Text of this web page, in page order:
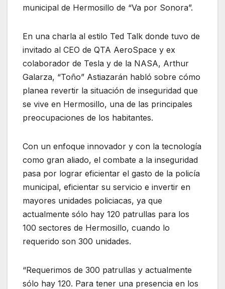
municipal de Hermosillo de “Va por Sonora”.
En una charla al estilo Ted Talk donde tuvo de
invitado al CEO de QTA AeroSpace y ex
colaborador de Tesla y de la NASA, Arthur
Galarza, “Toño” Astiazarán habló sobre cómo
planea revertir la situación de inseguridad que
se vive en Hermosillo, una de las principales
preocupaciones de los habitantes.
Con un enfoque innovador y con la tecnología
como gran aliado, el combate a la inseguridad
pasa por lograr eficientar el gasto de la policía
municipal, eficientar su servicio e invertir en
mayores unidades policiacas, ya que
actualmente sólo hay 120 patrullas para los
100 sectores de Hermosillo, cuando lo
requerido son 300 unidades.
“Requerimos de 300 patrullas y actualmente
sólo hay 120. Para tener una presencia en los